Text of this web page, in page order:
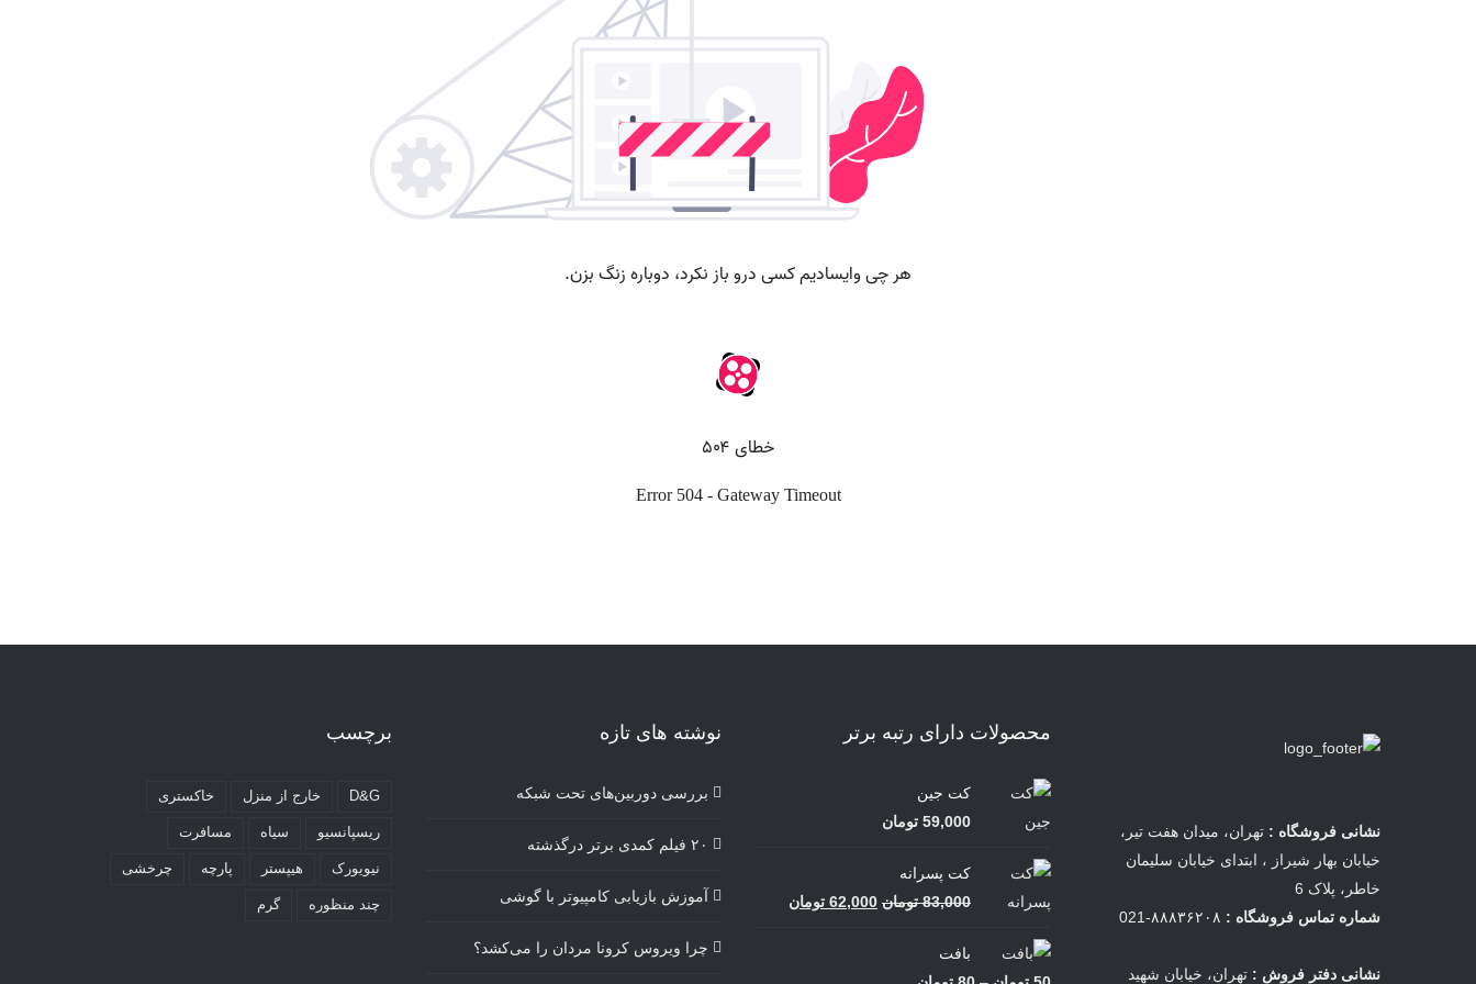
نشانی فروشگاه : تهران، میدان هفت تیر،
خیابان بهار شیراز ، ابتدای خیابان سلیمان
خاطر، پلاک 6
شماره تماس فروشگاه :
نشانی دفتر فروش : تهران، خیابان شهید
محصولات دارای رتبه برتر
کت جین
59,000 تومان
کت پسرانه
83,000 تومان قیمت
62,000 تومان
62,000 تومان
بافت
نوشته های تازه
بررسی دوربین‌های تحت شبکه
۲۰ فیلم کمدی برتر درگذشته
آموزش بازیابی کامپیوتر با گوشی
چرا ویروس کرونا مردان را می‌کشد؟
برچسب
D&G خارج از منزل خاکستری
ریسپانسیو سیاه مسافرت
نیویورک هیپستر پارچه چرخشی
چند منظوره گرم